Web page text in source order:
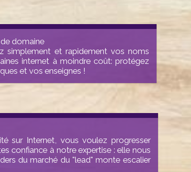
domaine
simplement et rapidement vos noms
internet à moindre coût: protégez
et vos enseignes !
sur Internet, vous voulez progresser
confiance à notre expertise : elle nous
du marché du "lead"monte escalier